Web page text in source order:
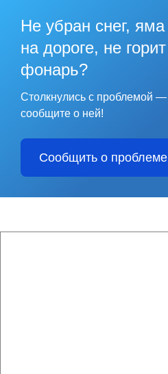
Не убран снег, яма
на дороге, не горит
фонарь?
Столкнулись с проблемой —
сообщите о ней!
Сообщить о проблеме